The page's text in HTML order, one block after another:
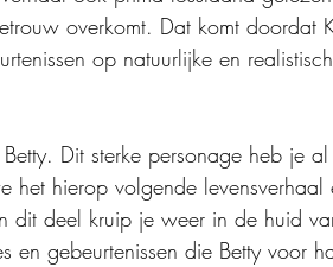
overkomt. Dat komt doordat
op natuurlijke en
Dit sterke personage heb je
hierop volgende levensverhaal
dit deel kruip je weer in de huid
en gebeurtenissen die Betty voor